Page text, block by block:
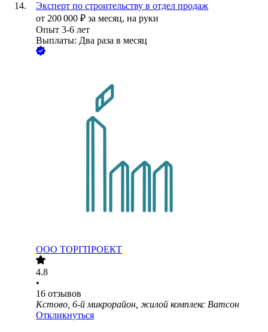
Эксперт по строительству в отдел продаж
от 200 000 ₽ за месяц, на руки
Опыт 3-6 лет
Выплаты: Два раза в месяц
ООО ТОРГПРОЕКТ
4.8
•
16 отзывов
Кстово, 6-й микрорайон, жилой комплекс Ватсон
Откликнуться